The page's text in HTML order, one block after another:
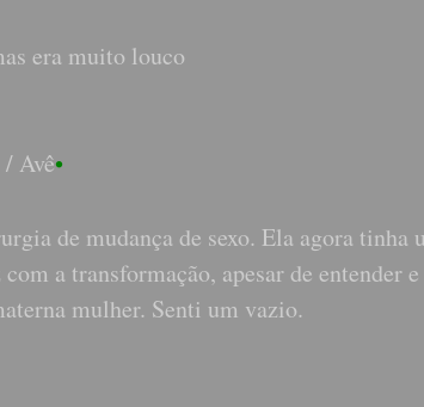
era muito louco
/ Avê•
de mudança de sexo. Ela agora
a transformação, apesar de entender
mulher. Senti um vazio.